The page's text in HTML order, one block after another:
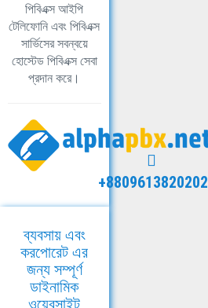
পিবিএক্স আইপি
টেলিফোনি এবং পিবিএক্স
সার্ভিসের সবন্বয়ে
হোস্টেড পিবিএক্স সেবা
প্রদান করে।
+8809613820202
ব্যবসায় এবং
করপোরেট এর
জন্য সম্পূর্ণ
ডাইনামিক
ওয়েবসাইট